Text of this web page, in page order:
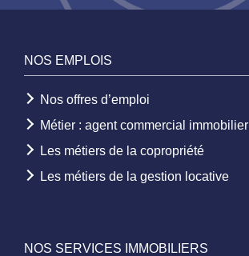
NOS EMPLOIS
Nos offres d’emploi
Métier : agent commercial immobilier
Les métiers de la copropriété
Les métiers de la gestion locative
NOS SERVICES IMMOBILIERS